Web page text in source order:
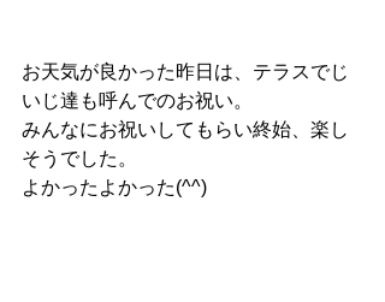
お天気が良かった昨日は、テラスでじ
いじ達も呼んでのお祝い。
みんなにお祝いしてもらい終始、楽し
そうでした。
よかったよかった(^^)